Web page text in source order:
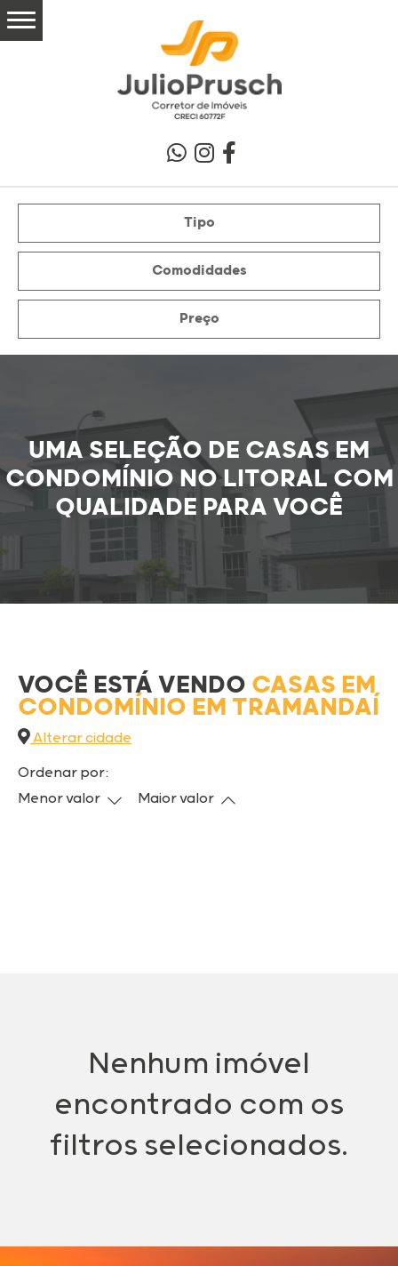
Tipo
Comodidades
Preço
UMA SELEÇÃO DE CASAS EM
CONDOMÍNIO NO LITORAL COM
QUALIDADE PARA VOCÊ
VOCÊ ESTÁ VENDO CASAS EM
CONDOMÍNIO EM TRAMANDAÍ
Alterar cidade
Ordenar por:
Menor valor
Maior valor
Nenhum imóvel
encontrado com os
filtros selecionados.